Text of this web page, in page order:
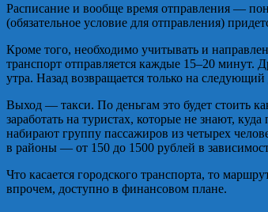
Расписание и вообще время отправления —
(обязательное условие для отправления)
Кроме того, необходимо учитывать и
транспорт отправляется каждые 15–20
утра. Назад возвращается только на следующий
Выход — такси. По деньгам это будет стоить
заработать на туристах, которые не знают,
набирают группу пассажиров из четырех
в районы — от 150 до 1500 рублей в
Что касается городского транспорта, то
впрочем, доступно в финансовом плане.